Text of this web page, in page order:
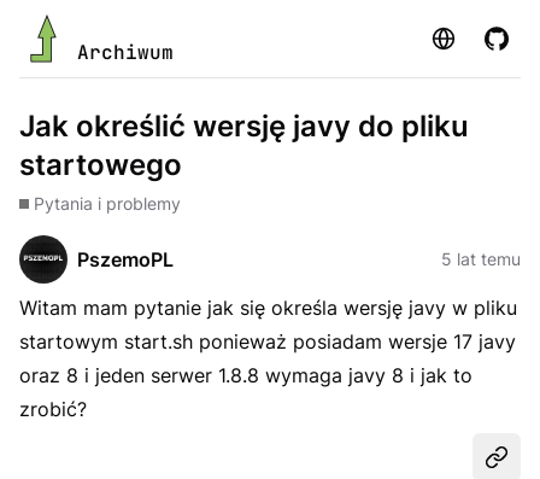
Archiwum Strona
Jak określić wersję javy do pliku
startowego
Pytania i problemy
PszemoPL 5 lat temu
Witam mam pytanie jak się określa wersję javy w pliku
startowym start.sh ponieważ posiadam wersje 17 javy
oraz 8 i jeden serwer 1.8.8 wymaga javy 8 i jak to
zrobić?